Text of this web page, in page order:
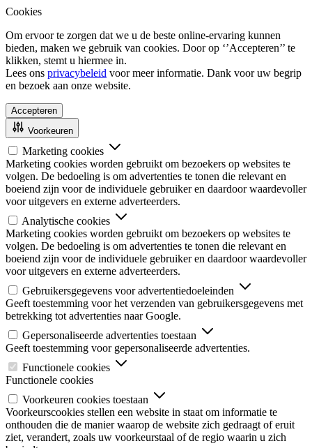
Cookies
Om ervoor te zorgen dat we u de beste online-ervaring kunnen
bieden, maken we gebruik van cookies. Door op ‘’Accepteren’’ te
klikken, stemt u hiermee in.
Lees ons privacybeleid voor meer informatie. Dank voor uw begrip
en bezoek aan onze website.
Accepteren
Voorkeuren
Marketing cookies
Marketing cookies worden gebruikt om bezoekers op websites te
volgen. De bedoeling is om advertenties te tonen die relevant en
boeiend zijn voor de individuele gebruiker en daardoor waardevoller
voor uitgevers en externe adverteerders.
Analytische cookies
Marketing cookies worden gebruikt om bezoekers op websites te
volgen. De bedoeling is om advertenties te tonen die relevant en
boeiend zijn voor de individuele gebruiker en daardoor waardevoller
voor uitgevers en externe adverteerders.
Gebruikersgegevens voor advertentiedoeleinden
Geeft toestemming voor het verzenden van gebruikersgegevens met
betrekking tot advertenties naar Google.
Gepersonaliseerde advertenties toestaan
Geeft toestemming voor gepersonaliseerde advertenties.
Functionele cookies
Functionele cookies
Voorkeuren cookies toestaan
Voorkeurscookies stellen een website in staat om informatie te
onthouden die de manier waarop de website zich gedraagt of eruit
ziet, verandert, zoals uw voorkeurstaal of de regio waarin u zich